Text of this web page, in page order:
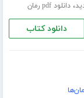
،دانلود pdf رمان
دانلود کتاب